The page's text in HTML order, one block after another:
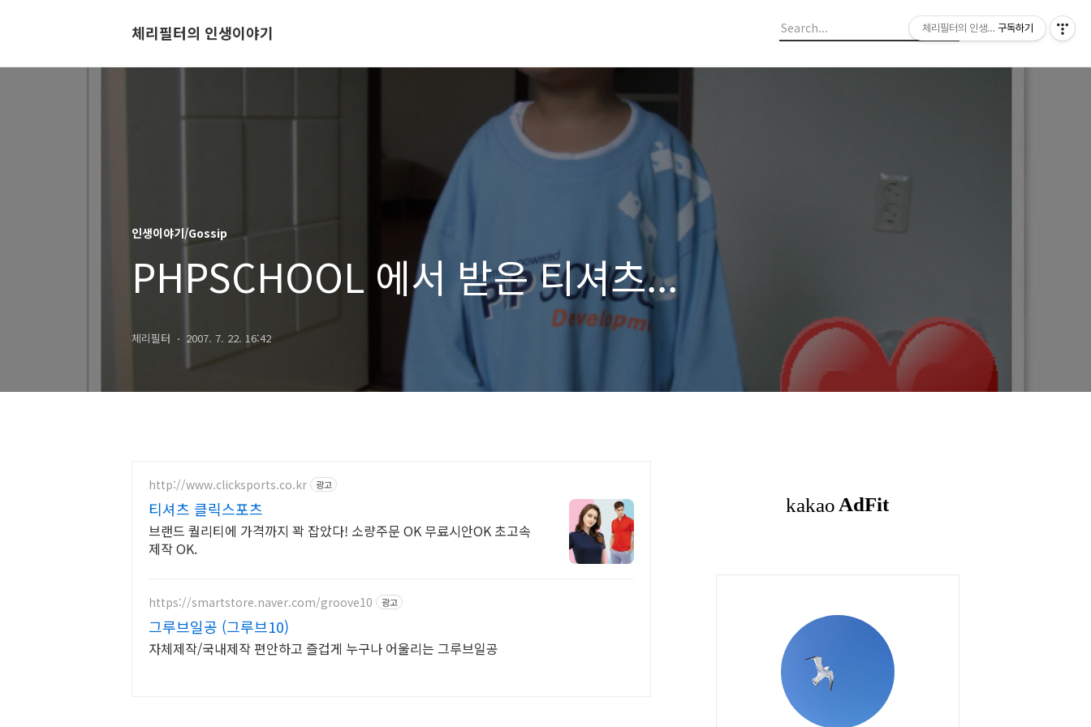
체리필터의 인생이야기
인생이야기/Gossip
PHPSCHOOL 에서 받은 티셔츠...
체리필터 2007. 7. 22. 16:42
http://www.clicksports.co.kr 광고
티셔츠 클릭스포츠
브랜드 퀄리티에 가격까지 꽉 잡았다! 소량주문 OK 무료시안OK 초고속
제작 OK.
https://smartstore.naver.com/groove10 광고
그루브일공 (그루브10)
자체제작/국내제작 편안하고 즐겁게 누구나 어울리는 그루브일공
체리필터의 인생이야기구독하기